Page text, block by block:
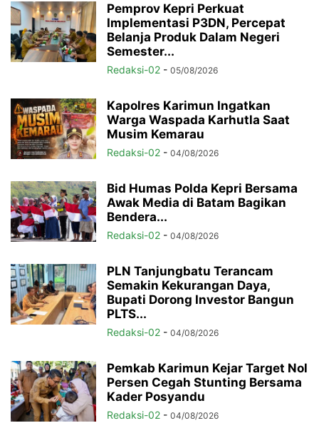
Pemprov Kepri Perkuat
Implementasi P3DN, Percepat
Belanja Produk Dalam Negeri
Semester...
Redaksi-02 - 05/08/2026
Kapolres Karimun Ingatkan
Warga Waspada Karhutla Saat
Musim Kemarau
Redaksi-02 - 04/08/2026
Bid Humas Polda Kepri Bersama
Awak Media di Batam Bagikan
Bendera...
Redaksi-02 - 04/08/2026
PLN Tanjungbatu Terancam
Semakin Kekurangan Daya,
Bupati Dorong Investor Bangun
PLTS...
Redaksi-02 - 04/08/2026
Pemkab Karimun Kejar Target Nol
Persen Cegah Stunting Bersama
Kader Posyandu
Redaksi-02 - 04/08/2026